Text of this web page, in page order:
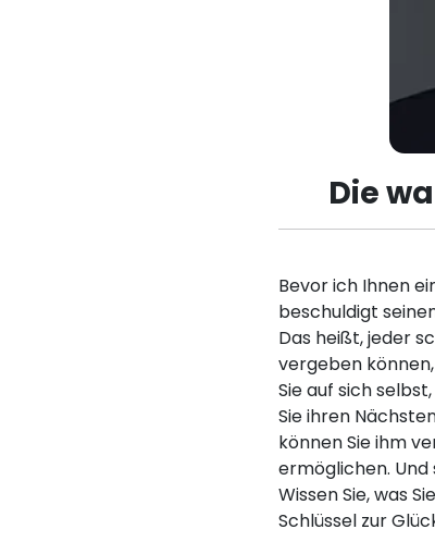
Die
Bevor ich Ihnen
beschuldigt
Das heißt, jeder
vergeben
Sie auf sich
Sie ihren
können Sie ihm
ermöglichen. Und
Wissen Sie, was